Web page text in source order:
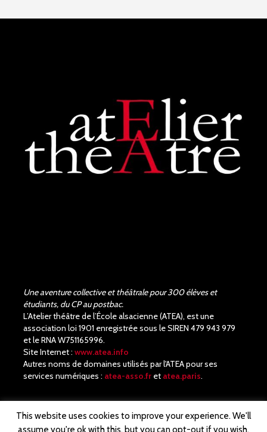
Une aventure collective et théâtrale pour 300 élèves et
étudiants, du CP au postbac.
L’Atelier théâtre de l’École alsacienne (ATEA), est une
association loi 1901 enregistrée sous le SIREN 479 943 979
et le RNA W751165996.
Site Internet : www.atea.info
Autres noms de domaines utilisés par l'ATEA pour ses
services numériques : atea-asso.fr et atea.paris.
This website uses cookies to improve your experience. We'll
assume you're ok with this, but you can opt-out if you wish.